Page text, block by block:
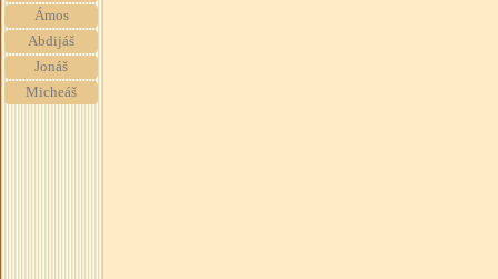
Ámos
Abdijáš
Jonáš
Micheáš